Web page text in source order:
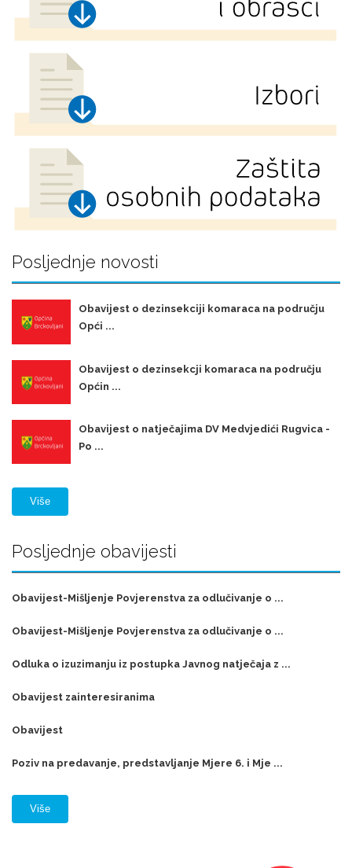
Posljednje novosti
Obavijest o dezinsekciji komaraca na području
Opći ...
Obavijest o dezinsekcji komaraca na području
Općin ...
Obavijest o natječajima DV Medvjedići Rugvica -
Po ...
Više
Posljednje obavijesti
Obavijest-Mišljenje Povjerenstva za odlučivanje o ...
Obavijest-Mišljenje Povjerenstva za odlučivanje o ...
Odluka o izuzimanju iz postupka Javnog natječaja z ...
Obavijest zainteresiranima
Obavijest
Poziv na predavanje, predstavljanje Mjere 6. i Mje ...
Više